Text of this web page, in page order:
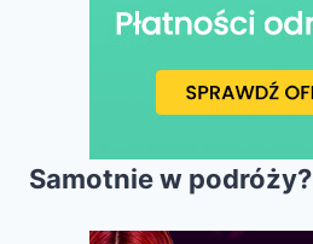
Samotnie w podróży?